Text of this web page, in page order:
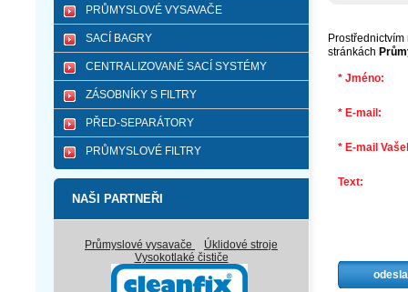
PRŮMYSLOVÉ VYSAVAČE
SACÍ BAGRY
CENTRALIZOVANÉ SACÍ SYSTÉMY
ZÁSOBNÍKY S FILTRY
PŘED-SEPARÁTORY
PRŮMYSLOVÉ FILTRY
NAŠI PARTNEŘI
Průmyslové vysavače
Úklidové stroje
Vysokotlaké čističe
stránkách
* Jméno:
* E-mail:
* E-mail
Text: